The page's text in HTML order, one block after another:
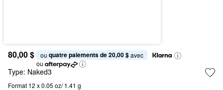
80,00 $ ou quatre paiements de 20,00 $ avec
ou
Type: Naked3
Format 12 x 0.05 oz/ 1.41 g